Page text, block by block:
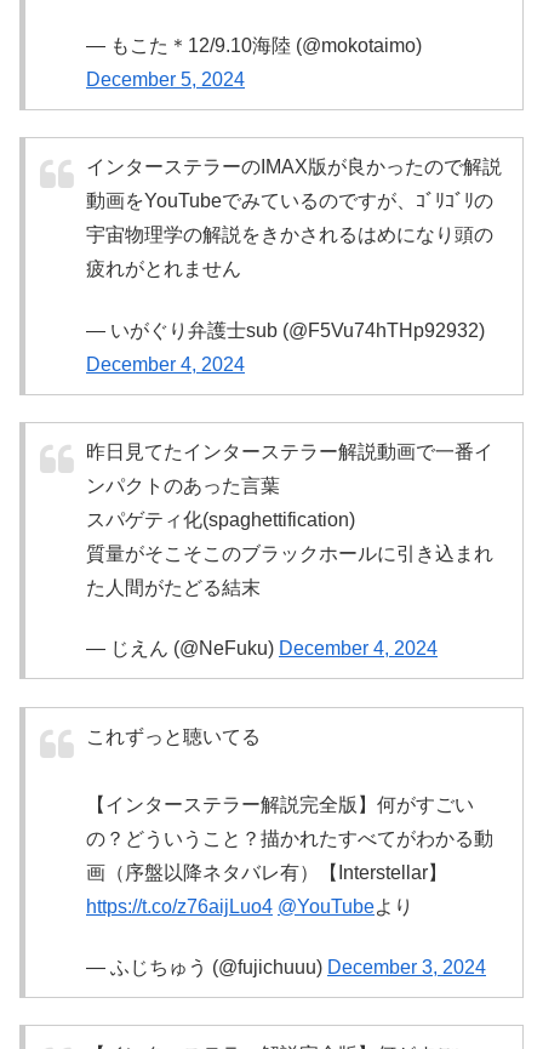
— もこた＊12/9.10海陸 (@mokotaimo)
December 5, 2024
インターステラーのIMAX版が良かったので解説
動画をYouTubeでみているのですが、ｺﾞﾘｺﾞﾘの
宇宙物理学の解説をきかされるはめになり頭の
疲れがとれません
— いがぐり弁護士sub (@F5Vu74hTHp92932)
December 4, 2024
昨日見てたインターステラー解説動画で一番イ
ンパクトのあった言葉
スパゲティ化(spaghettification)
質量がそこそこのブラックホールに引き込まれ
た人間がたどる結末
— じえん (@NeFuku) December 4, 2024
これずっと聴いてる
【インターステラー解説完全版】何がすごい
の？どういうこと？描かれたすべてがわかる動
画（序盤以降ネタバレ有）【Interstellar】
https://t.co/z76aijLuo4 @YouTubeより
— ふじちゅう (@fujichuuu) December 3, 2024